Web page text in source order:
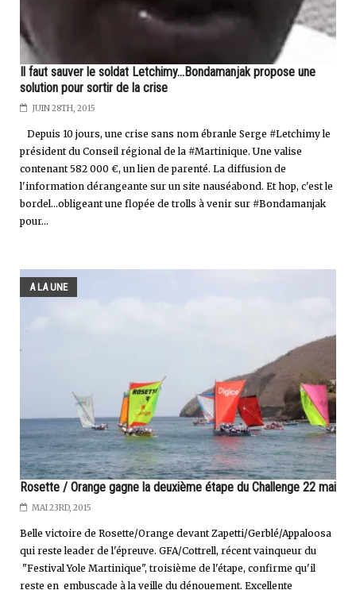
Il faut sauver le soldat Letchimy...Bondamanjak propose une
solution pour sortir de la crise
JUIN 28TH, 2015
Depuis 10 jours, une crise sans nom ébranle Serge #Letchimy le
président du Conseil régional de la #Martinique. Une valise
contenant 582 000 €, un lien de parenté. La diffusion de
l'information dérangeante sur un site nauséabond. Et hop, c'est le
bordel...obligeant une flopée de trolls à venir sur #Bondamanjak
pour...
A LA UNE
Rosette / Orange gagne la deuxième étape du Challenge 22 mai
MAI 23RD, 2015
Belle victoire de Rosette/Orange devant Zapetti/Gerblé/Appaloosa
qui reste leader de l'épreuve. GFA/Cottrell, récent vainqueur du
"Festival Yole Martinique", troisième de l'étape, confirme qu'il
reste en embuscade à la veille du dénouement. Excellente